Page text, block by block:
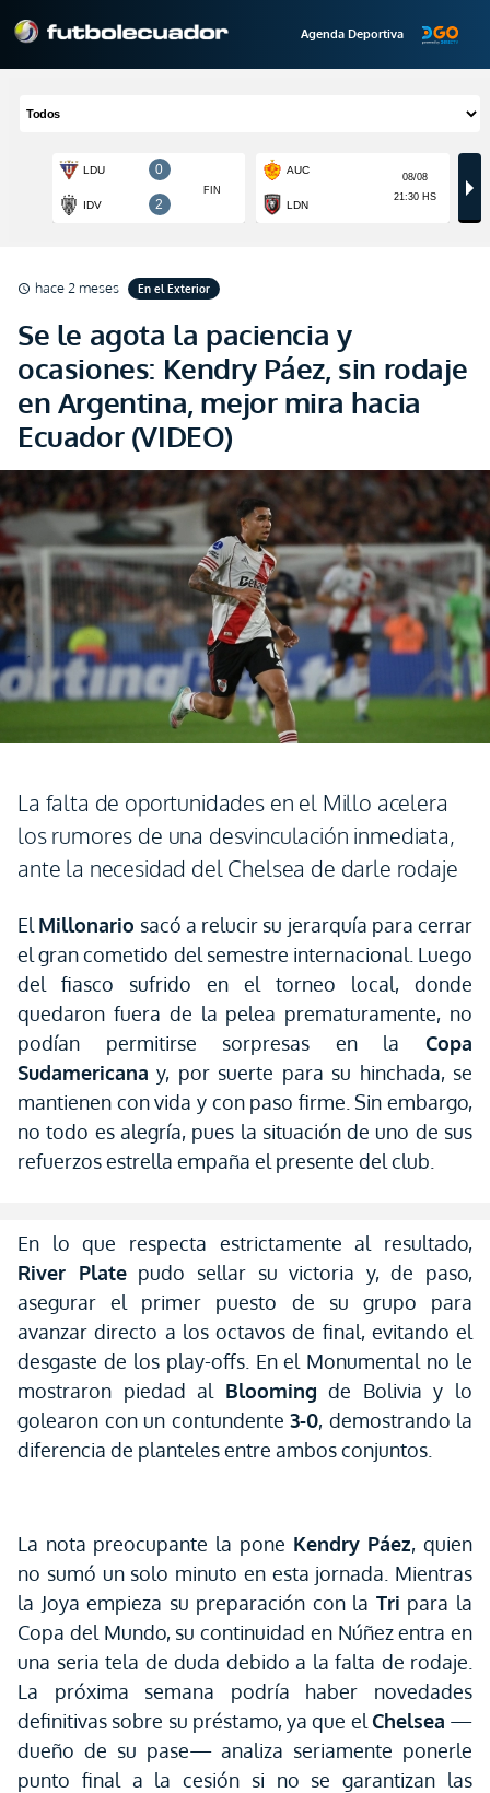
Agenda Deportiva
schedule hace 2 meses En el Exterior
Se le agota la paciencia y
ocasiones: Kendry Páez, sin rodaje
en Argentina, mejor mira hacia
Ecuador (VIDEO)
La falta de oportunidades en el Millo acelera
los rumores de una desvinculación inmediata,
ante la necesidad del Chelsea de darle rodaje
El Millonario sacó a relucir su jerarquía para cerrar
el gran cometido del semestre internacional. Luego
del fiasco sufrido en el torneo local, donde
quedaron fuera de la pelea prematuramente, no
podían permitirse sorpresas en la Copa
Sudamericana y, por suerte para su hinchada, se
mantienen con vida y con paso firme. Sin embargo,
no todo es alegría, pues la situación de uno de sus
refuerzos estrella empaña el presente del club.
En lo que respecta estrictamente al resultado,
River Platepudo sellar su victoria y, de paso,
asegurar el primer puesto de su grupo para
avanzar directo a los octavos de final, evitando el
desgaste de los play-offs. En el Monumental no le
mostraron piedad al Blooming de Bolivia y lo
golearon con un contundente 3-0, demostrando la
diferencia de planteles entre ambos conjuntos.
La nota preocupante la pone Kendry Páez, quien
no sumó un solo minuto en esta jornada. Mientras
la Joya empieza su preparación con la Tri para la
Copa del Mundo, su continuidad en Núñez entra en
una seria tela de duda debido a la falta de rodaje.
La próxima semana podría haber novedades
definitivas sobre su préstamo, ya que el Chelsea —
dueño de su pase— analiza seriamente ponerle
punto final a la cesión si no se garantizan las